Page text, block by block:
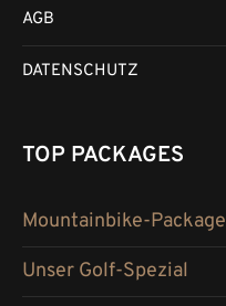
AGB
DATENSCHUTZ
TOP PACKAGES
Mountainbike-Package
Unser Golf-Spezial